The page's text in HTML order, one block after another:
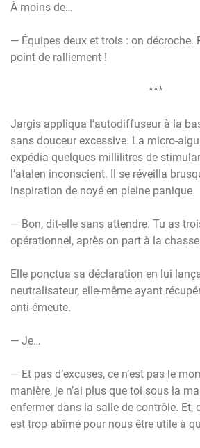
À moins de…
— Équipes deux et trois : on décroche.
point de ralliement !
***
Jargis appliqua l’autodiffuseur à la
sans douceur excessive. La micro-
expédia quelques millilitres de
l’atalen inconscient. Il se réveilla
inspiration de noyé en pleine panique.
— Bon, dit-elle sans attendre. Tu as
opérationnel, après on part à la
Elle ponctua sa déclaration en lui
neutralisateur, elle-même ayant
anti-émeute.
— Je…
— Et pas d’excuses, ce n’est pas le
manière, je n’ai plus que toi sous la
enfermer dans la salle de contrôle. Et,
est trop abîmé pour nous être utile à